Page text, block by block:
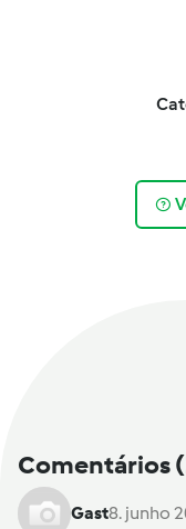
Comentários
Gast8. junho